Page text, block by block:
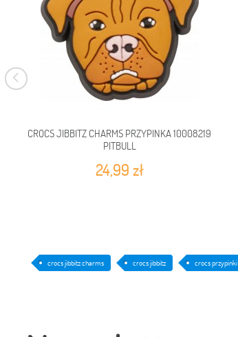
CROCS JIBBITZ CHARMS PRZYPINKA 10008219
PITBULL
24,99 zł
crocs jibbitz charms crocs jibbitz crocs przypinki